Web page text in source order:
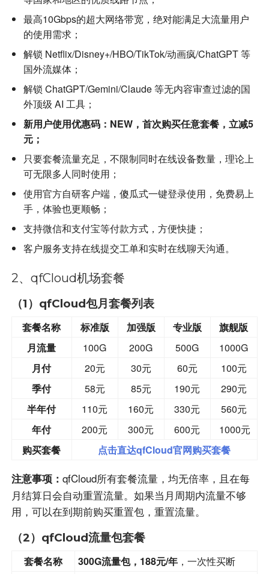
最高10Gbps的超大网络带宽，绝对能满足大流量用户
的使用需求；
解锁 Netflix/Disney+/HBO/TikTok/动画疯/ChatGPT 等
国外流媒体；
解锁 ChatGPT/Gemini/Claude 等无内容审查过滤的国
外顶级 AI 工具；
新用户使用优惠码：NEW，首次购买任意套餐，立减5
元；
只要套餐流量充足，不限制同时在线设备数量，理论上
可无限多人同时使用；
使用官方自研客户端，傻瓜式一键登录使用，免费易上
手，体验也更顺畅；
支持微信和支付宝等付款方式，方便快捷；
客户服务支持在线提交工单和实时在线聊天沟通。
2、qfCloud机场套餐
（1）qfCloud包月套餐列表
套餐名称
标准版 加强版 专业版
旗舰版
月流量
100G 200G 500G
1000G
月付
20元 30元 60元
100元
季付
58元 85元 190元
290元
半年付
110元 160元 330元
560元
年付
200元 300元 600元
1000元
购买套餐
点击直达qfCloud官网购买套餐
注意事项： qfCloud所有套餐流量，均无倍率，且在每
月结算日会自动重置流量。如果当月周期内流量不够
用，可以在到期前购买重置包，重置流量。
（2）qfCloud流量包套餐
套餐名称
300G流量包，188元/年，一次性买断